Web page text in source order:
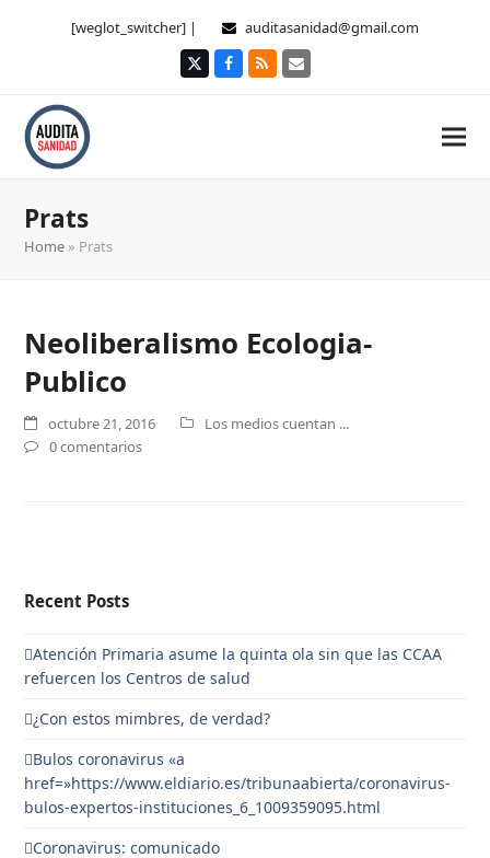
[weglot_switcher] | auditasanidad@gmail.com
TwitterFacebook
RSS Correo
Prats
Home » Prats
Neoliberalismo Ecologia-
Publico
octubre 21, 2016
Los medios cuentan ...
0 comentarios
Recent Posts
Atención Primaria asume la quinta ola sin que las CCAA
refuercen los Centros de salud
¿Con estos mimbres, de verdad?
Bulos coronavirus «a
href=»https://www.eldiario.es/tribunaabierta/coronavirus-
bulos-expertos-instituciones_6_1009359095.html
Coronavirus: comunicado